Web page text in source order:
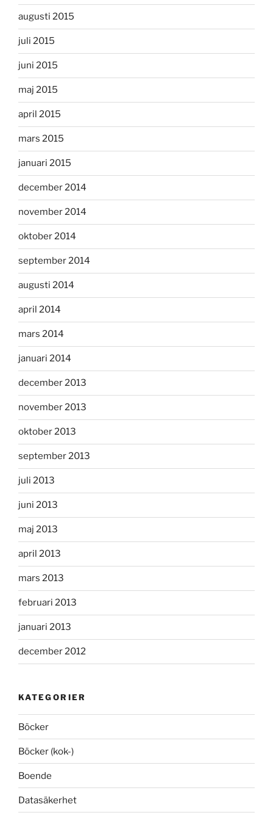
augusti 2015
juli 2015
juni 2015
maj 2015
april 2015
mars 2015
januari 2015
december 2014
november 2014
oktober 2014
september 2014
augusti 2014
april 2014
mars 2014
januari 2014
december 2013
november 2013
oktober 2013
september 2013
juli 2013
juni 2013
maj 2013
april 2013
mars 2013
februari 2013
januari 2013
december 2012
KATEGORIER
Böcker
Böcker (kok-)
Boende
Datasäkerhet